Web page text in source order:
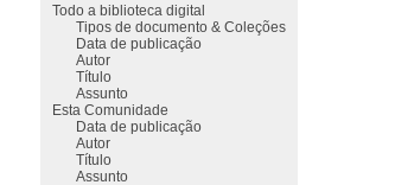
Todo a biblioteca digital
Tipos de documento & Coleções
Data de publicação
Autor
Título
Assunto
Esta Comunidade
Data de publicação
Autor
Título
Assunto